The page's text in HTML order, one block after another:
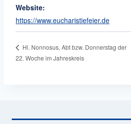
Website:
https://www.eucharistiefeier.de
Hl. Nonnosus, Abt bzw. Donnerstag der
22. Woche im Jahreskreis